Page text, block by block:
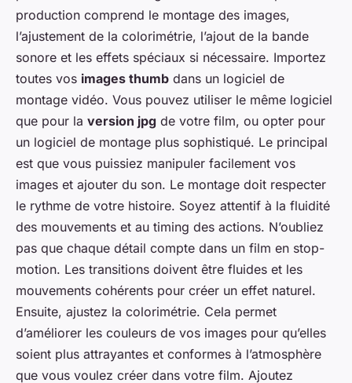
production comprend le montage des images,
l’ajustement de la colorimétrie, l’ajout de la bande
sonore et les effets spéciaux si nécessaire. Importez
toutes vos images thumb dans un logiciel de
montage vidéo. Vous pouvez utiliser le même logiciel
que pour la version jpg de votre film, ou opter pour
un logiciel de montage plus sophistiqué. Le principal
est que vous puissiez manipuler facilement vos
images et ajouter du son. Le montage doit respecter
le rythme de votre histoire. Soyez attentif à la fluidité
des mouvements et au timing des actions. N’oubliez
pas que chaque détail compte dans un film en stop-
motion. Les transitions doivent être fluides et les
mouvements cohérents pour créer un effet naturel.
Ensuite, ajustez la colorimétrie. Cela permet
d’améliorer les couleurs de vos images pour qu’elles
soient plus attrayantes et conformes à l’atmosphère
que vous voulez créer dans votre film. Ajoutez